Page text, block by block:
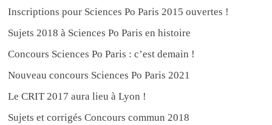
Inscriptions pour Sciences Po Paris 2015 ouvertes !
Sujets 2018 à Sciences Po Paris en histoire
Concours Sciences Po Paris : c’est demain !
Nouveau concours Sciences Po Paris 2021
Le CRIT 2017 aura lieu à Lyon !
Sujets et corrigés Concours commun 2018